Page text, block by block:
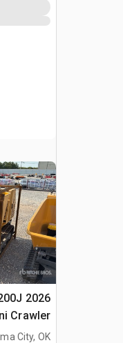
Crawler
جرار نقل (Unused)
City, OK